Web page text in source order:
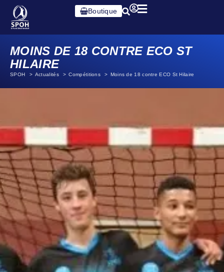
Boutique
MOINS DE 18 CONTRE ECO ST
HILAIRE
SPOH Actualités Compétitions Moins de 18 contre ECO St Hilaire